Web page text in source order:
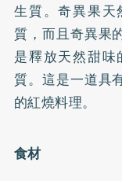
生質。奇異果天
質，而且奇異果
是釋放天然甜
質。這是一道具
的紅燒料理。
食材